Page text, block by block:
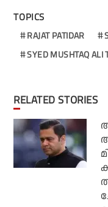
TOPICS
RAJAT PATIDAR
SYED MUSHTAQ ALI
RELATED STORIES